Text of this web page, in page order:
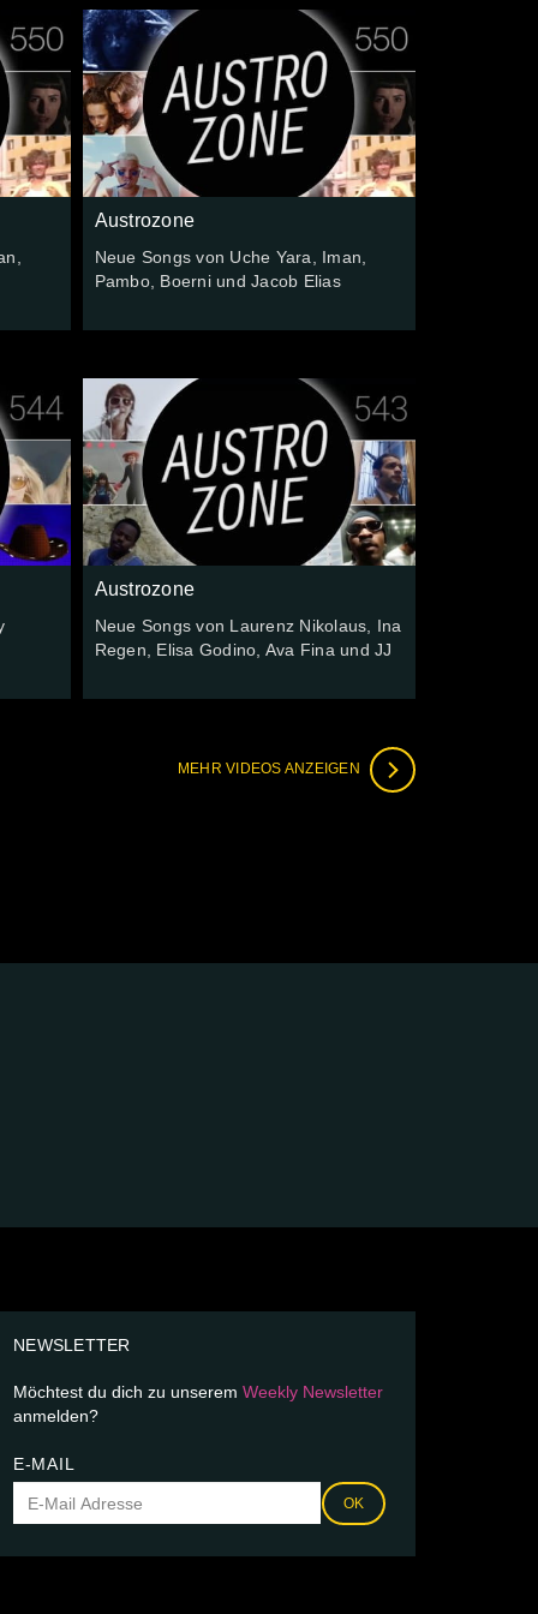
Austrozone
Neue Songs von Uche Yara, Iman,
Pambo, Boerni und Jacob Elias
Austrozone
Neue Songs von Laurenz Nikolaus, Ina
Regen, Elisa Godino, Ava Fina und JJ
MEHR VIDEOS ANZEIGEN
NEWSLETTER
Möchtest du dich zu unserem Weekly Newsletter
anmelden?
E-MAIL
OK